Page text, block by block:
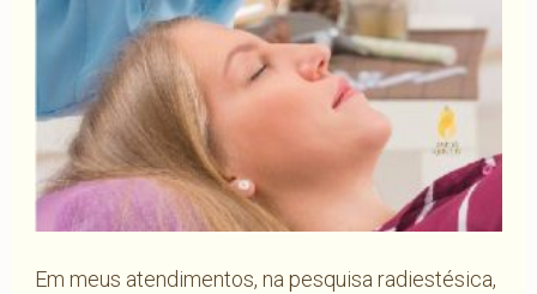
Em meus atendimentos, na pesquisa radiestésica,